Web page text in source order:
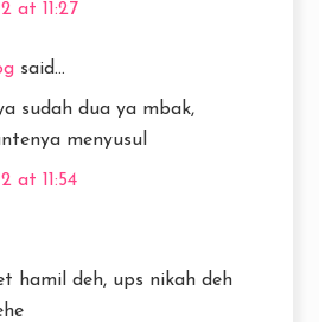
at 11:27
said...
sudah dua ya mbak,
menyusul
at 11:54
hamil deh, ups nikah deh